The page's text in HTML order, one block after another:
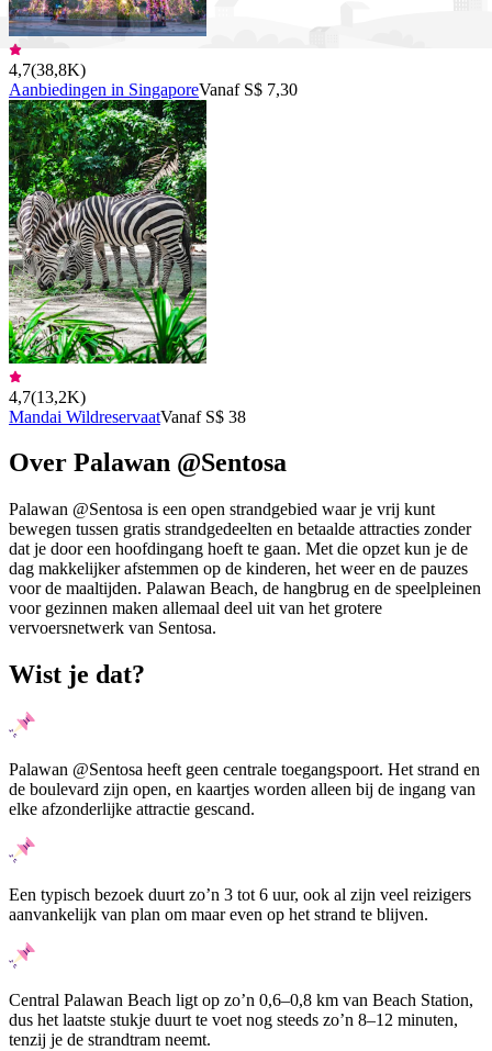
4,7(38,8K)
Aanbiedingen in SingaporeVanaf S$ 7,30
4,7(13,2K)
Mandai WildreservaatVanaf S$ 38
Over Palawan @Sentosa
Palawan @Sentosa is een open strandgebied waar je vrij kunt
bewegen tussen gratis strandgedeelten en betaalde attracties zonder
dat je door een hoofdingang hoeft te gaan. Met die opzet kun je de
dag makkelijker afstemmen op de kinderen, het weer en de pauzes
voor de maaltijden. Palawan Beach, de hangbrug en de speelpleinen
voor gezinnen maken allemaal deel uit van het grotere
vervoersnetwerk van Sentosa.
Wist je dat?
Palawan @Sentosa heeft geen centrale toegangspoort. Het strand en
de boulevard zijn open, en kaartjes worden alleen bij de ingang van
elke afzonderlijke attractie gescand.
Een typisch bezoek duurt zo’n 3 tot 6 uur, ook al zijn veel reizigers
aanvankelijk van plan om maar even op het strand te blijven.
Central Palawan Beach ligt op zo’n 0,6–0,8 km van Beach Station,
dus het laatste stukje duurt te voet nog steeds zo’n 8–12 minuten,
tenzij je de strandtram neemt.